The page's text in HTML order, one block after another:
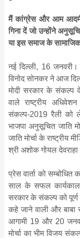
मैं कांग्रेस और आम
गिना दें जो उन्होंने
या इस समाज के
नई दिल्ली, 16 जनवरी।
विनोद सोनकर ने आज
मोदी सरकार के संकल्प
वाले राष्ट्रीय
संकल्प-2019 रैली को
भाजपा अनुसूचित जाति
जाति मोर्चा के राष्ट्रीय
श्री अशोक गोयल
प्रेस वार्ता को
साल के सफल
सरकार के संकल्प को
कहे जाने वाली और बाबा
आगामी 19 और 20
मोर्चा का भीम विजय